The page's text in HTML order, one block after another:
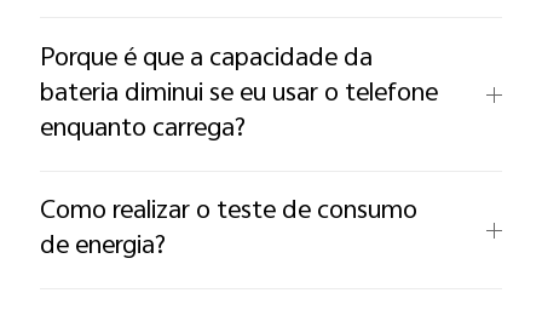
Porque é que a capacidade da
bateria diminui se eu usar o telefone
enquanto carrega?
Como realizar o teste de consumo
de energia?